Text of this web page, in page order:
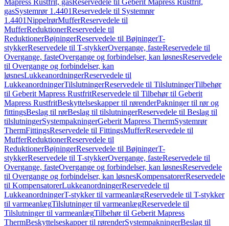
Mapress Rustfrit, gasReservedele til Geberit Mapress Rustfrit,
gasSystemrør 1.4401Reservedele til Systemrør
1.4401NippelrørMufferReservedele til
MufferReduktionerReservedele til
ReduktionerBøjningerReservedele til BøjningerT-
stykkerReservedele til T-stykkerOvergange, fasteReservedele til
Overgange, fasteOvergange og forbindelser, kan løsnesReservedele
til Overgange og forbindelser, kan
løsnesLukkeanordningerReservedele til
LukkeanordningerTilslutningerReservedele til TilslutningerTilbehør
til Geberit Mapress RustfritReservedele til Tilbehør til Geberit
Mapress RustfritBeskyttelseskapper til rørenderPakninger til rør og
fittingsBeslag til rørBeslag til tilslutningerReservedele til Beslag til
tilslutningerSystempakningerGeberit Mapress ThermSystemrør
ThermFittingsReservedele til FittingsMufferReservedele til
MufferReduktionerReservedele til
ReduktionerBøjningerReservedele til BøjningerT-
stykkerReservedele til T-stykkerOvergange, fasteReservedele til
Overgange, fasteOvergange og forbindelser, kan løsnesReservedele
til Overgange og forbindelser, kan løsnesKompensatorerReservedele
til KompensatorerLukkeanordningerReservedele til
LukkeanordningerT-stykker til varmeanlægReservedele til T-stykker
til varmeanlægTilslutninger til varmeanlægReservedele til
Tilslutninger til varmeanlægTilbehør til Geberit Mapress
ThermBeskyttelseskapper til rørenderSystempakningerBeslag til